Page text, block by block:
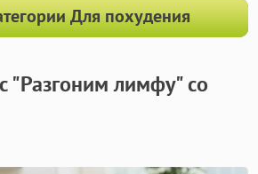
Для похудения
лимфу" со